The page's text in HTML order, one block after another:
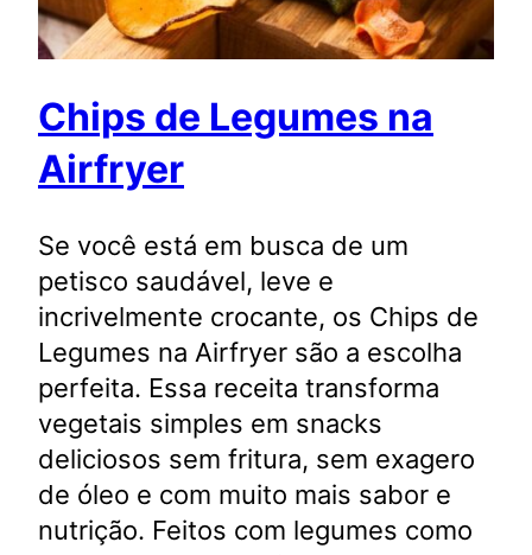
Chips de Legumes na
Airfryer
Se você está em busca de um
petisco saudável, leve e
incrivelmente crocante, os Chips de
Legumes na Airfryer são a escolha
perfeita. Essa receita transforma
vegetais simples em snacks
deliciosos sem fritura, sem exagero
de óleo e com muito mais sabor e
nutrição. Feitos com legumes como